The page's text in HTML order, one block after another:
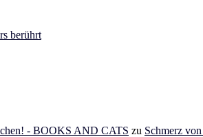
berührt
- BOOKS AND CATS zu Schmerz